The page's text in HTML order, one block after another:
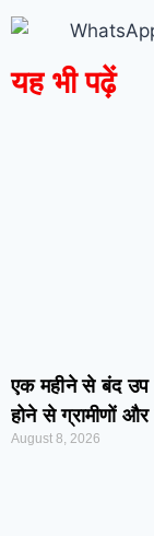
यह भी पढ़ें
एक महीने से बंद उप
होने से ग्रामीणों
August 8, 2026